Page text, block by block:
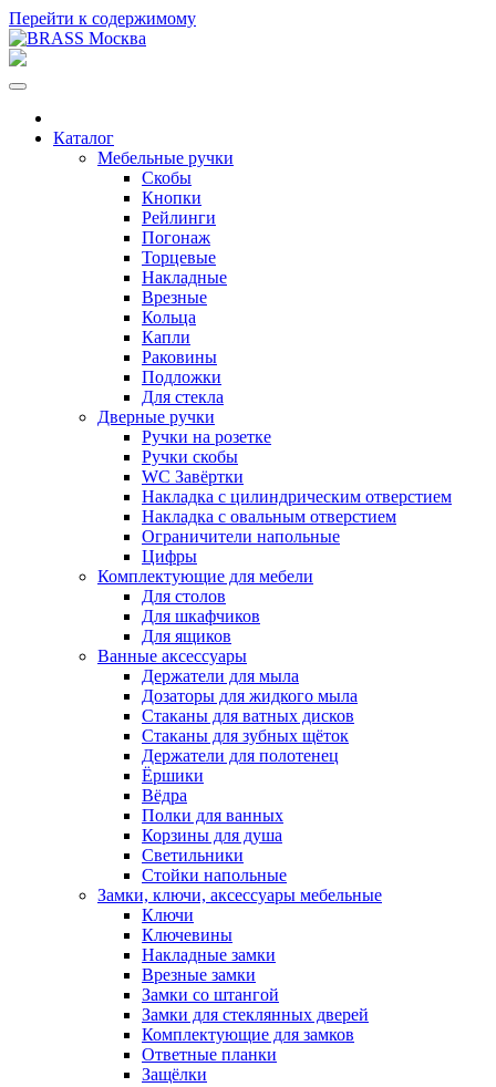
Перейти к содержимому
Каталог
Мебельные ручки
Скобы
Кнопки
Рейлинги
Погонаж
Торцевые
Накладные
Врезные
Кольца
Капли
Раковины
Подложки
Для стекла
Дверные ручки
Ручки на розетке
Ручки скобы
WC Завёртки
Накладка с цилиндрическим отверстием
Накладка с овальным отверстием
Ограничители напольные
Цифры
Комплектующие для мебели
Для столов
Для шкафчиков
Для ящиков
Ванные аксессуары
Держатели для мыла
Дозаторы для жидкого мыла
Стаканы для ватных дисков
Стаканы для зубных щёток
Держатели для полотенец
Ёршики
Вёдра
Полки для ванных
Корзины для душа
Светильники
Стойки напольные
Замки, ключи, аксессуары мебельные
Ключи
Ключевины
Накладные замки
Врезные замки
Замки со штангой
Замки для стеклянных дверей
Комплектующие для замков
Ответные планки
Защёлки